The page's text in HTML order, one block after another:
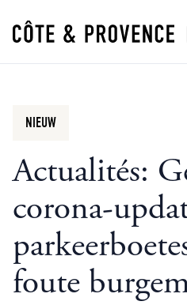
Actualités:
corona-
foute
NIEUW